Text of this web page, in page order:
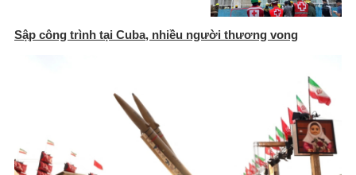
Sập công trình tại Cuba, nhiều người thương vong